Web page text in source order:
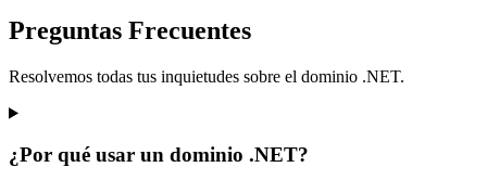
Preguntas Frecuentes
Resolvemos todas tus inquietudes sobre el dominio .NET.
¿Por qué usar un dominio .NET?